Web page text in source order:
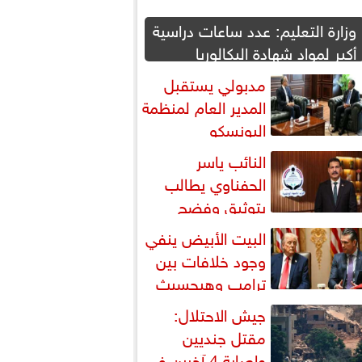
وزارة التعليم: عدد ساعات دراسية
أكبر لمواد شهادة البكالوريا
مدبولي يستقبل
المدير العام لمنظمة
اليونسكو
النائب ياسر
الحفناوي يطالب
بتوثيق وفضح
الإسرائيلية في القدس
البيت الأبيض ينفي
وجود خلافات بين
ترامب وهيجسيث
مخزون الذخائرجيش الاحتلال:
مقتل جنديين